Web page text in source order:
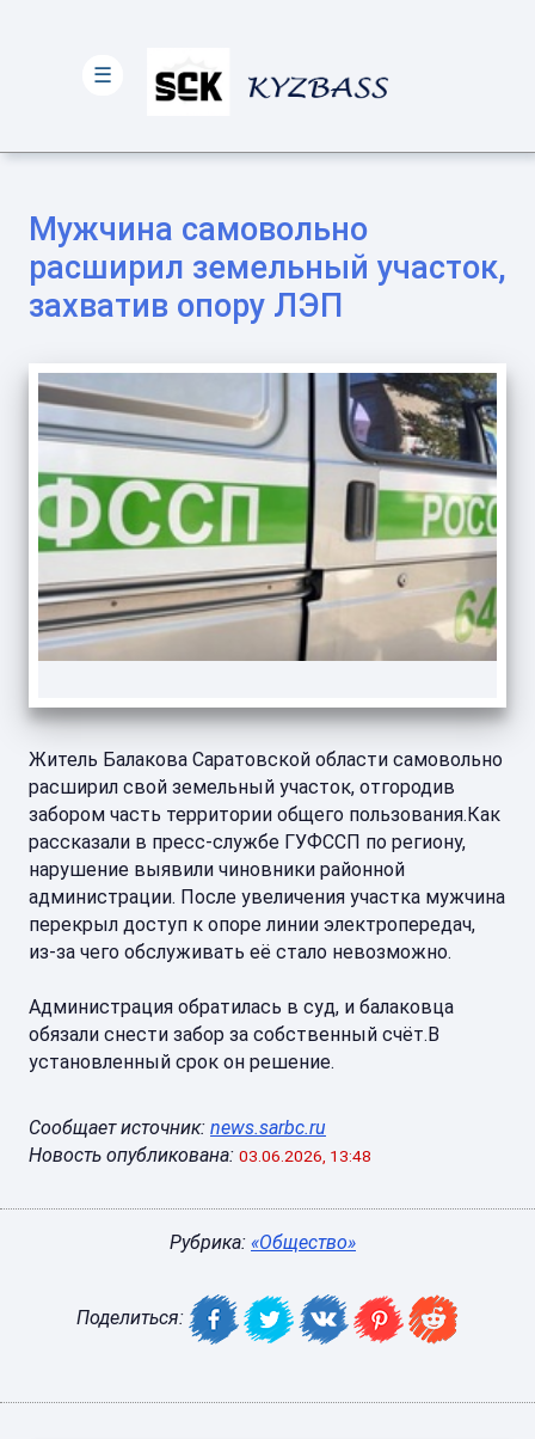
Мужчина самовольно
расширил земельный участок,
захватив опору ЛЭП
Житель Балакова Саратовской области самовольно
расширил свой земельный участок, отгородив
забором часть территории общего пользования.Как
рассказали в пресс-службе ГУФССП по региону,
нарушение выявили чиновники районной
администрации. После увеличения участка мужчина
перекрыл доступ к опоре линии электропередач,
из-за чего обслуживать её стало невозможно.
Администрация обратилась в суд, и балаковца
обязали снести забор за собственный счёт.В
установленный срок он решение.
Сообщает источник: news.sarbc.ru
Новость опубликована: 03.06.2026, 13:48
Рубрика: «Общество»
Поделиться:
☰